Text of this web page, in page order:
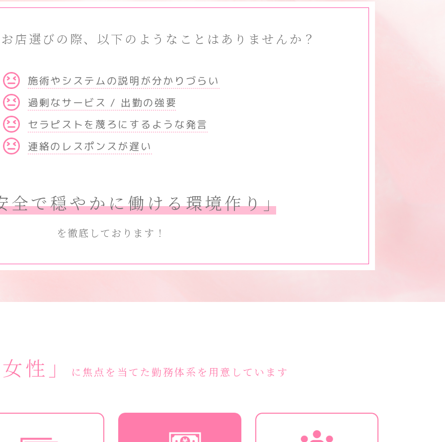
店選びの際、以下のようなことはありませんか？
施術やシステムの説明が分かりづらい
過剰なサービス / 出勤の強要
セラピストを蔑ろにするような発言
連絡のレスポンスが遅い
全で穏やかに働ける環境作り」
を徹底しております！
性」 に焦点を当てた勤務体系を用意しています